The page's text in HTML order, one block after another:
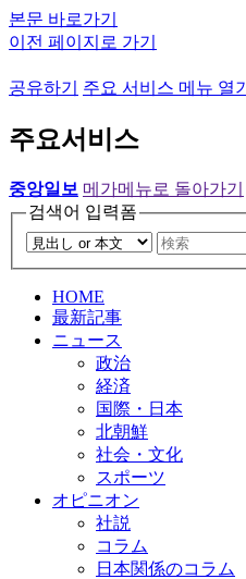
본문 바로가기
이전 페이지로 가기
공유하기 주요 서비스 메뉴 열기
주요서비스
중앙일보 메가메뉴로 돌아가기
검색어 입력폼
HOME
最新記事
ニュース
政治
経済
国際・日本
北朝鮮
社会・文化
スポーツ
オピニオン
社説
コラム
日本関係のコラム